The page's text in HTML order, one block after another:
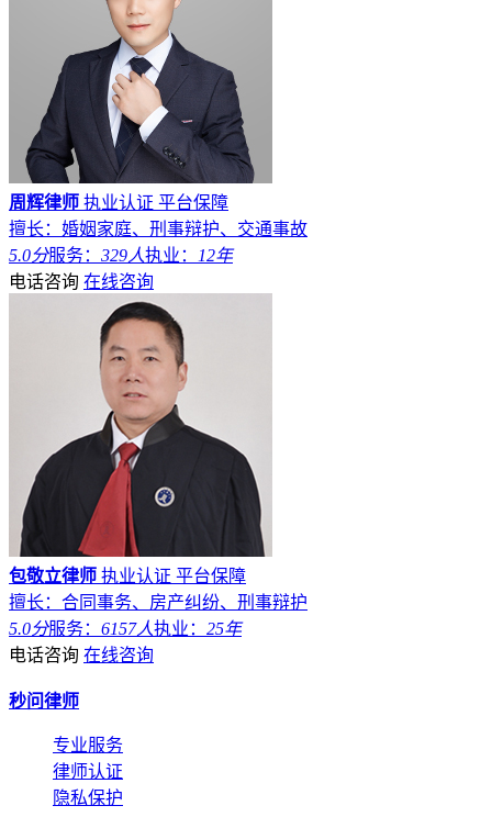
周辉律师 执业认证 平台保障
擅长：婚姻家庭、刑事辩护、交通事故
5.0分服务： 329人执业：
12年
电话咨询 在线咨询
包敬立律师 执业认证 平台保障
擅长：合同事务、房产纠纷、刑事辩护
5.0分服务： 6157人执业： 25年
电话咨询 在线咨询
秒问律师
专业服务
律师认证
隐私保护